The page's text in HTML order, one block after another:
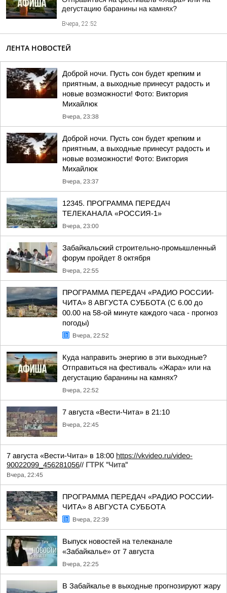
дегустацию баранины на камнях?
Вчера, 22:52
ЛЕНТА НОВОСТЕЙ
Доброй ночи. Пусть сон будет крепким и
приятным, а выходные принесут радость и
новые возможности! Фото: Виктория
Михайлюк
Вчера, 23:38
Доброй ночи. Пусть сон будет крепким и
приятным, а выходные принесут радость и
новые возможности! Фото: Виктория
Михайлюк
Вчера, 23:37
12345. ПРОГРАММА ПЕРЕДАЧ
ТЕЛЕКАНАЛА «РОССИЯ-1»
Вчера, 23:00
Забайкальский строительно-промышленный
форум пройдет 8 октября
Вчера, 22:55
ПРОГРАММА ПЕРЕДАЧ «РАДИО РОССИИ-
ЧИТА» 8 АВГУСТА СУББОТА (С 6.00 до
00.00 на 58-ой минуте каждого часа - прогноз
погоды)
Вчера, 22:52
Куда направить энергию в эти выходные?
Отправиться на фестиваль «Жара» или на
дегустацию баранины на камнях?
Вчера, 22:52
7 августа «Вести-Чита» в 21:10
Вчера, 22:45
7 августа «Вести-Чита» в 18:00 https://vkvideo.ru/video-
90022099_456281056// ГТРК "Чита"
Вчера, 22:45
ПРОГРАММА ПЕРЕДАЧ «РАДИО РОССИИ-
ЧИТА» 8 АВГУСТА СУББОТА
Вчера, 22:39
Выпуск новостей на телеканале
«Забайкалье» от 7 августа
Вчера, 22:25
В Забайкалье в выходные прогнозируют жару